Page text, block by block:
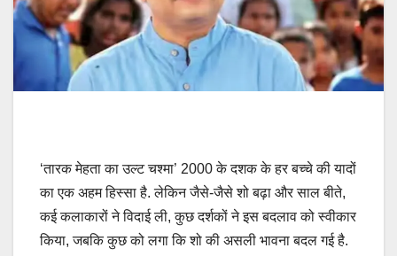
‘तारक मेहता का उल्ट चश्मा’ 2000 के दशक के हर बच्चे की यादों
का एक अहम हिस्सा है. लेकिन जैसे-जैसे शो बढ़ा और साल बीते,
कई कलाकारों ने विदाई ली, कुछ दर्शकों ने इस बदलाव को स्वीकार
किया, जबकि कुछ को लगा कि शो की असली भावना बदल गई है.